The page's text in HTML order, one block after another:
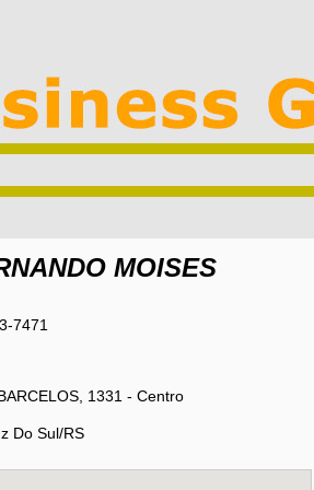
MOISES
7471
1331 - Centro
Do Sul/RS